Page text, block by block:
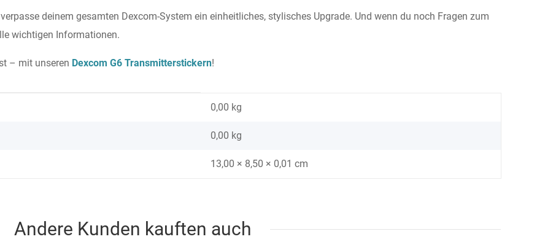
deinem gesamten Dexcom-System ein einheitliches, stylisches Upgrade. Und wenn du noch Fragen zum
wichtigen Informationen.
– mit unseren Dexcom G6 Transmitterstickern!
0,00 kg
0,00 kg
13,00 × 8,50 × 0,01 cm
Andere Kunden kauften auch